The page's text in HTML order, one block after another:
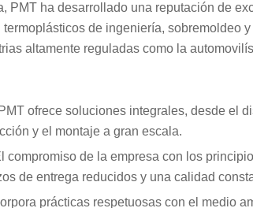
PMT ha desarrollado una reputación de
de ingeniería, sobremoldeo
altamente reguladas como la
ofrece soluciones integrales, desde el
y el montaje a gran escala.
compromiso de la empresa con los
de entrega reducidos y una calidad
prácticas respetuosas con el medio